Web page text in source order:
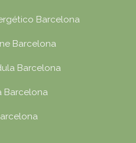
Barcelona
Barcelona
Barcelona
Barcelona